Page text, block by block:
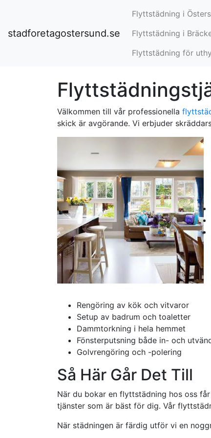
stadforetagostersund.se
Flyttstädning i
Flyttstädning i
Flyttstädning för
Välkommen till vår professionella
skick är avgörande. Vi erbjuder
Rengöring av kök och vitvaror
Setup av badrum och toaletter
Dammtorkning i hela hemmet
Fönsterputsning både in- och
Golvrengöring och -polering
Så Här Går Det Till
När du bokar en flyttstädning hos oss
tjänster som är bäst för dig. Vår
När städningen är färdig utför vi en